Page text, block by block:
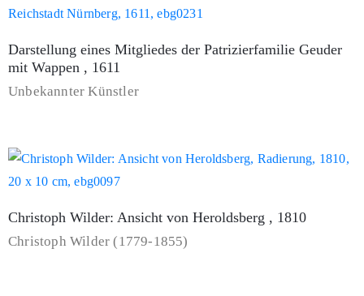
Darstellung eines Mitgliedes der Patrizierfamilie Geuder
mit Wappen , 1611
Unbekannter Künstler
Christoph Wilder: Ansicht von Heroldsberg , 1810
Christoph Wilder (1779-1855)